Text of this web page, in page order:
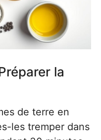
la
de terre en
les tremper dans